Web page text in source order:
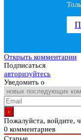
Открыть комментарии
Подписаться
авторизуйтесь
Уведомить о
Пожалуйста, войдите,
0 комментариев